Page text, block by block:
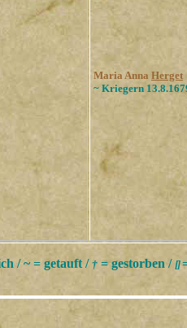
Maria Anna Herget
~ Kriegern
/ ~ = getauft / † = gestorben / []